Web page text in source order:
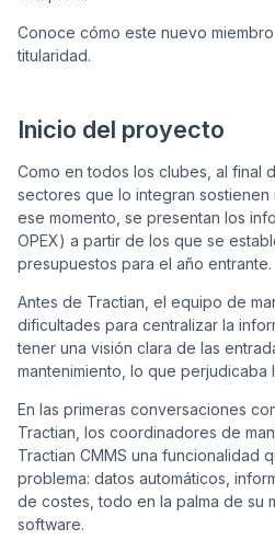
Conoce cómo este nuevo
titularidad.
Inicio del proyecto
Como en todos los clubes, al final
sectores que lo integran sostienen
ese momento, se presentan los
OPEX) a partir de los que se
presupuestos para el año entrante.
Antes de Tractian, el equipo de
dificultades para centralizar la
tener una visión clara de las
mantenimiento, lo que perjudicaba
En las primeras conversaciones
Tractian, los coordinadores de
Tractian CMMS una funcionalidad
problema: datos automáticos,
de costes, todo en la palma de su
software.